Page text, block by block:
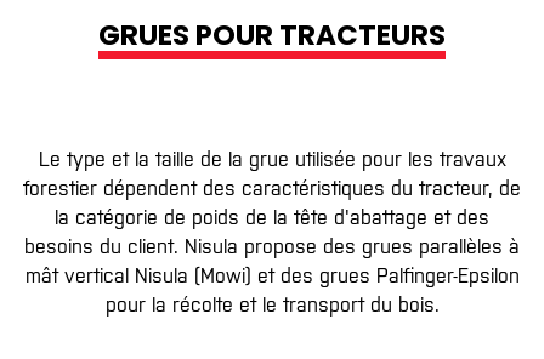
GRUES POUR TRACTEURS
Le type et la taille de la grue utilisée pour les travaux
forestier dépendent des caractéristiques du tracteur, de
la catégorie de poids de la tête d'abattage et des
besoins du client. Nisula propose des grues parallèles à
mât vertical Nisula (Mowi) et des grues Palfinger-Epsilon
pour la récolte et le transport du bois.